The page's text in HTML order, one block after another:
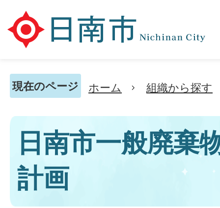
現在のページ ホーム 組織から探す
日南市一般廃棄
計画